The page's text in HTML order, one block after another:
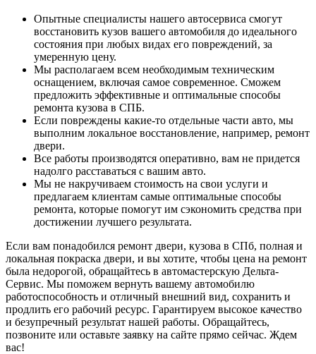
Опытные специалисты нашего автосервиса смогут
восстановить кузов вашего автомобиля до идеального
состояния при любых видах его повреждений, за
умеренную цену.
Мы располагаем всем необходимым техническим
оснащением, включая самое современное. Сможем
предложить эффективные и оптимальные способы
ремонта кузова в СПБ.
Если повреждены какие-то отдельные части авто, мы
выполним локальное восстановление, например, ремонт
двери.
Все работы производятся оперативно, вам не придется
надолго расставаться с вашим авто.
Мы не накручиваем стоимость на свои услуги и
предлагаем клиентам самые оптимальные способы
ремонта, которые помогут им сэкономить средства при
достижении лучшего результата.
Если вам понадобился ремонт двери, кузова в СПб, полная и
локальная покраска двери, и вы хотите, чтобы цена на ремонт
была недорогой, обращайтесь в автомастерскую Дельта-
Сервис. Мы поможем вернуть вашему автомобилю
работоспособность и отличный внешний вид, сохранить и
продлить его рабочий ресурс. Гарантируем высокое качество
и безупречный результат нашей работы. Обращайтесь,
позвоните или оставьте заявку на сайте прямо сейчас. Ждем
вас!